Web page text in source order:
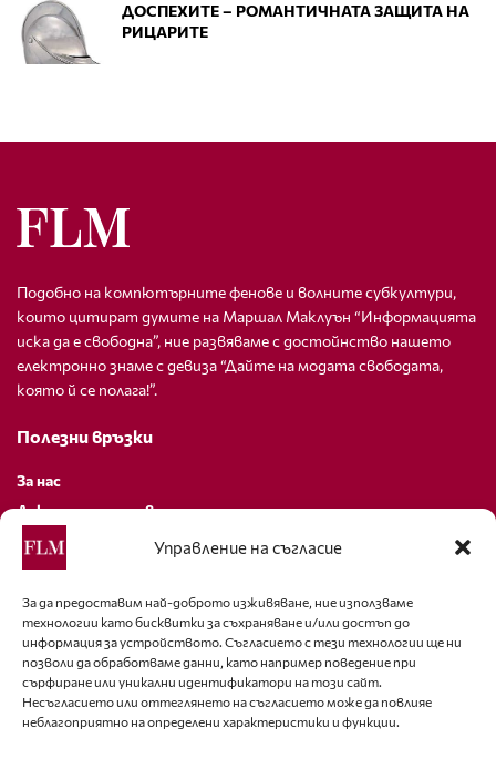
Управление на съгласие
За да предоставим най-доброто изживяване, ние използваме
технологии като бисквитки за съхраняване и/или достъп до
информация за устройството. Съгласието с тези технологии ще ни
позволи да обработваме данни, като например поведение при
сърфиране или уникални идентификатори на този сайт.
Несъгласието или оттеглянето на съгласието може да повлияе
неблагоприятно на определени характеристики и функции.
ДОСПЕХИТЕ – РОМАНТИЧНАТА ЗАЩИТА НА
РИЦАРИТЕ
Подобно на компютърните фенове и волните субкултури,
които цитират думите на Маршал Маклуън “Информацията
иска да е свободна”, ние развяваме с достойнство нашето
електронно знаме с девиза “Дайте на модата свободата,
която й се полага!”.
Полезни връзки
За нас
Декларация за поверителност
Политика за бисквитки
За контакти
editor@fashion-lifestyle.net
+359 88 227 33 47
Последвайте ни